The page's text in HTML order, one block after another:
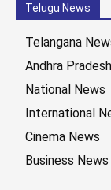
Telugu News
Telangana
Andhra
National News
International
Cinema News
Business News